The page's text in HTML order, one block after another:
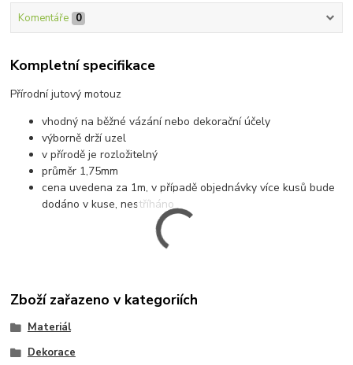
Komentáře 0
Kompletní specifikace
Přírodní jutový motouz
vhodný na běžné vázání nebo dekorační účely
výborně drží uzel
v přírodě je rozložitelný
průměr 1,75mm
cena uvedena za 1m, v případě objednávky více kusů bude
dodáno v kuse, nestříháno
Zboží zařazeno v kategoriích
Materiál
Dekorace